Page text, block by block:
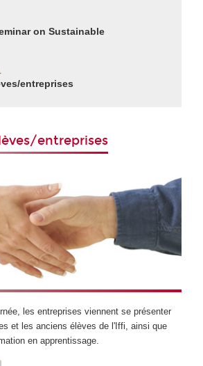
on Sustainable
entreprises
entreprises
les entreprises viennent se présenter
et les anciens élèves de l'Iffi, ainsi que
en apprentissage.